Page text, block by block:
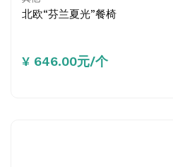
北欧“芬兰夏光”餐椅
¥ 646.00元/个